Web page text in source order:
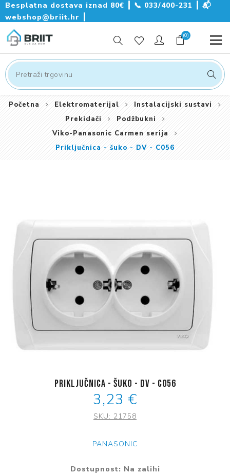
Besplatna dostava iznad 80€ ┃ 📞 033/400-231
📬
webshop@briit.hr
(0)
Početna Elektromaterijal
Instalacijski sustavi
Prekidači
Podžbukni
Viko-Panasonic Carmen serija
Priključnica - šuko - DV - C056
Priključnica - šuko - DV - C056
3,23 €
SKU: 21758
PANASONIC
Dostupnost: Na zalihi